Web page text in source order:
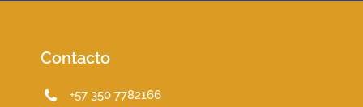
Contacto
+57 350 7782166